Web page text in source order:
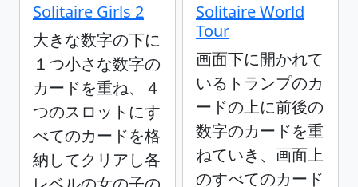
Solitaire Girls 2
大きな数字の下に
１つ小さな数字の
カードを重ね、４
つのスロットにす
べてのカードを格
納してクリアし各
Solitaire World
Tour
画面下に開かれて
いるトランプのカ
ードの上に前後の
数字のカードを重
ねていき、画面上
のすべてのカード